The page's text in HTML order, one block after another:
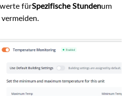
fürSpezifische Stundenum